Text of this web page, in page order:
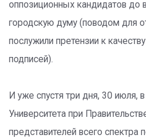
оппозиционных кандидатов
городскую думу (поводом для
послужили претензии к
подписей).
И уже спустя три дня, 30 июля,
Университета при
представителей всего спектра